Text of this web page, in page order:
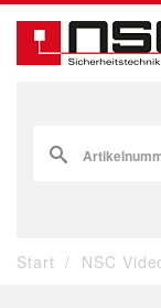
Start NSC